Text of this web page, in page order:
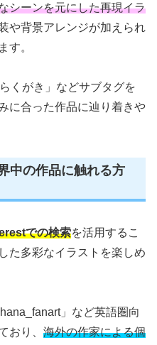
シーンを元にした再現イラ
や背景アレンジが加えられ
す。
くがき」などサブタグを
に合った作品に辿り着きや
中の作品に触れる方
での検索を活用するこ
た多彩なイラストを楽しめ
」など英語圏向
おり、 海外の作家による個